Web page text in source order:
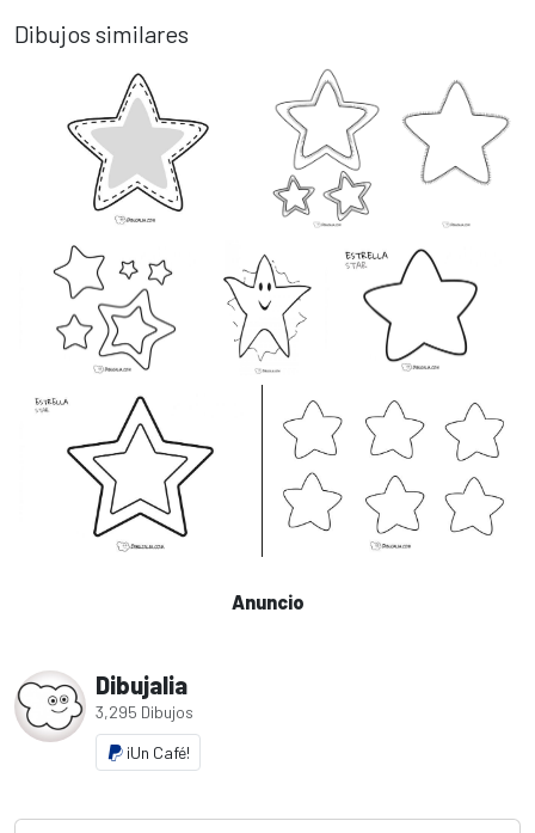
Dibujos similares
Anuncio
Dibujalia
3,295 Dibujos
¡Un Café!